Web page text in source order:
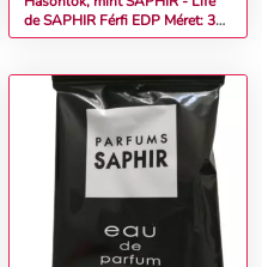
de SAPHIR Férfi EDP Méret: 30
ml teszter